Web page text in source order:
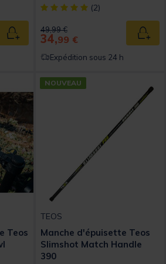
Ajouter au panier
[object Object] out of 5
(2)
Price reduced from
49,99 €to
34,99 €
Expédition sous 24 h
Teos
NOUVEAU
TEOS
Manche d'épuisette Teos
Slimshot Match Handle
390